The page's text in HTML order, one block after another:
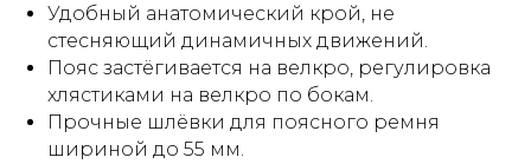
Удобный анатомический крой, не
стесняющий динамичных движений.
Пояс застёгивается на велкро, регулировка
хлястиками на велкро по бокам.
Прочные шлёвки для поясного ремня
шириной до 55 мм.